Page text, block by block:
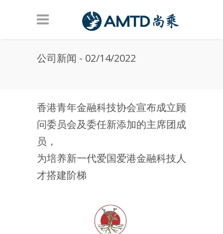
公司新闻 - 02/14/2022
香港青年金融科技协会宣布成立顾
问委员会及委任新添加的主席团成
员，
为培养新一代爱国爱港金融科技人
才搭建阶梯